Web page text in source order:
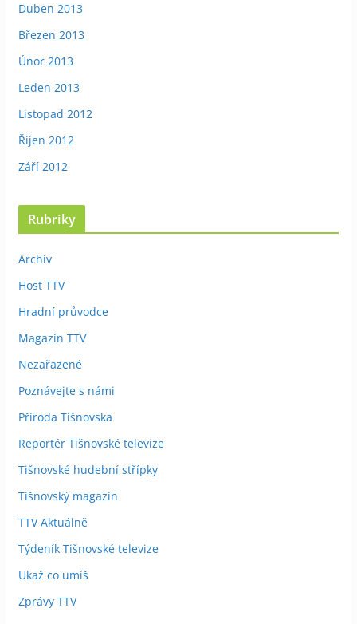
Duben 2013
Březen 2013
Únor 2013
Leden 2013
Listopad 2012
Říjen 2012
Září 2012
Rubriky
Archiv
Host TTV
Hradní průvodce
Magazín TTV
Nezařazené
Poznávejte s námi
Příroda Tišnovska
Reportér Tišnovské televize
Tišnovské hudební střípky
Tišnovský magazín
TTV Aktuálně
Týdeník Tišnovské televize
Ukaž co umíš
Zprávy TTV